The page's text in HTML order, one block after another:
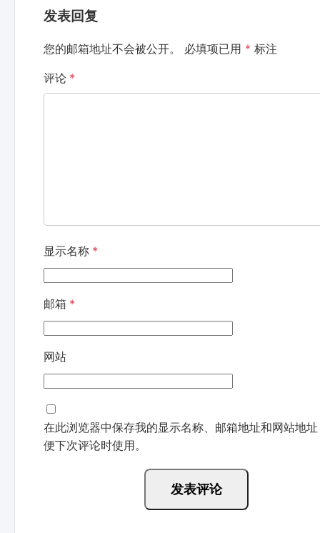
发表回复
您的邮箱地址不会被公开。 必填项已用 * 标注
评论 *
显示名称 *
邮箱 *
网站
在此浏览器中保存我的显示名称、邮箱地址和网站地
便下次评论时使用。